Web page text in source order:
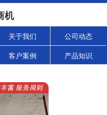
机
关于我们 公司动态
客户案例 产品知识